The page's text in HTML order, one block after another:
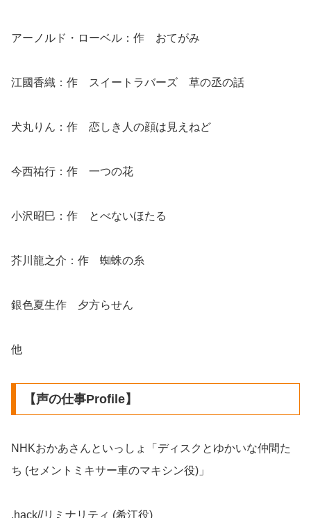
アーノルド・ローベル：作 おてがみ
江國香織：作 スイートラバーズ 草の丞の話
犬丸りん：作 恋しき人の顔は見えねど
今西祐行：作 一つの花
小沢昭巳：作 とべないほたる
芥川龍之介：作 蜘蛛の糸
銀色夏生作 夕方らせん
他
【声の仕事Profile】
NHKおかあさんといっしょ「ディスクとゆかいな仲間た
ち (セメントミキサー車のマキシン役)」
.hack//リミナリティ (希江役)